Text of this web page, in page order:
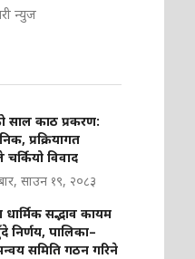
न्युज
साल काठ प्रकरण:
प्रक्रियागत
विवाद
साउन १९, २०८३
सद्भाव कायम
निर्णय, पालिका–
समिति गठन गरिने